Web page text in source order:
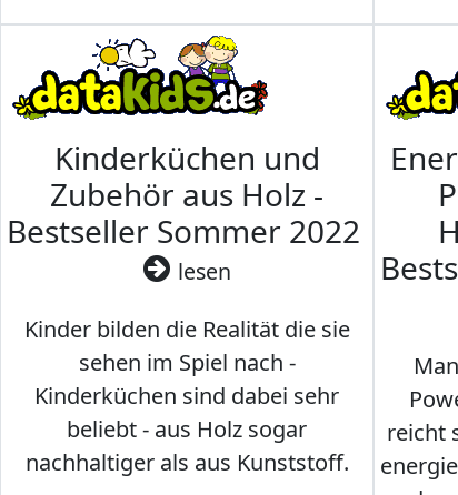
Kinderküchen und
Zubehör aus Holz -
Bestseller Sommer 2022
lesen
Kinder bilden die Realität die sie
sehen im Spiel nach -
Kinderküchen sind dabei sehr
beliebt - aus Holz sogar
nachhaltiger als aus Kunststoff.
reicht